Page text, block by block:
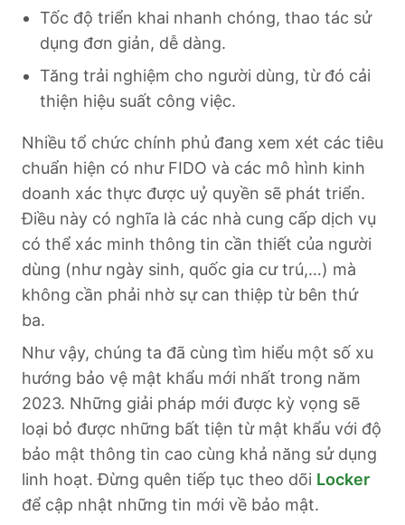
Tốc độ triển khai nhanh chóng, thao tác sử
dụng đơn giản, dễ dàng.
Tăng trải nghiệm cho người dùng, từ đó cải
thiện hiệu suất công việc.
Nhiều tổ chức chính phủ đang xem xét các tiêu
chuẩn hiện có như FIDO và các mô hình kinh
doanh xác thực được uỷ quyền sẽ phát triển.
Điều này có nghĩa là các nhà cung cấp dịch vụ
có thể xác minh thông tin cần thiết của người
dùng (như ngày sinh, quốc gia cư trú,…) mà
không cần phải nhờ sự can thiệp từ bên thứ
ba.
Như vậy, chúng ta đã cùng tìm hiểu một số xu
hướng bảo vệ mật khẩu mới nhất trong năm
2023. Những giải pháp mới được kỳ vọng sẽ
loại bỏ được những bất tiện từ mật khẩu với độ
bảo mật thông tin cao cùng khả năng sử dụng
linh hoạt. Đừng quên tiếp tục theo dõi Locker
để cập nhật những tin mới về bảo mật.